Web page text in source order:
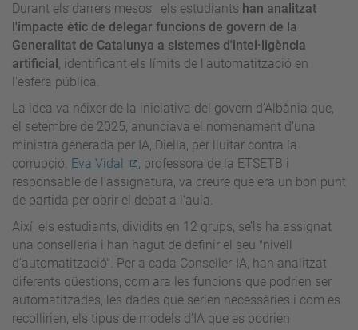
Durant els darrers mesos, els estudiants han analitzat
l'impacte ètic de delegar funcions de govern de la
Generalitat de Catalunya a sistemes d'intel·ligència
artificial , identificant els límits de l'automatització en
l'esfera pública.
La idea va néixer de la iniciativa del govern d’Albània que,
el setembre de 2025, anunciava el nomenament d’una
ministra generada per IA, Diella, per lluitar contra la
corrupció. Eva Vidal
, professora de la ETSETB i
responsable de l’assignatura, va creure que era un bon punt
de partida per obrir el debat a l’aula.
Així, els estudiants, dividits en 12 grups, se’ls ha assignat
una conselleria i han hagut de definir el seu "nivell
d'automatització". Per a cada Conseller-IA, han analitzat
diferents qüestions, com ara les funcions que podrien ser
automatitzades, les dades que serien necessàries i com es
recollirien, els tipus de models d’IA que es podrien